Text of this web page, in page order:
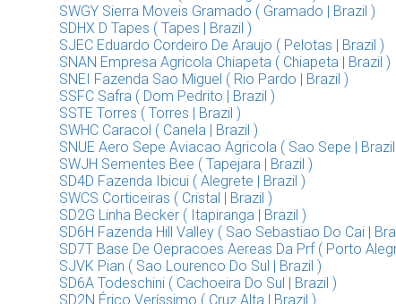
SWGY Sierra Moveis Gramado ( Gramado | Brazil )
SDHX D Tapes ( Tapes | Brazil )
SJEC Eduardo Cordeiro De Araujo ( Pelotas | Brazil )
SNAN Empresa Agricola Chiapeta ( Chiapeta | Brazil )
SNEI Fazenda Sao Miguel ( Rio Pardo | Brazil )
SSFC Safra ( Dom Pedrito | Brazil )
SSTE Torres ( Torres | Brazil )
SWHC Caracol ( Canela | Brazil )
SNUE Aero Sepe Aviacao Agricola ( Sao Sepe |
SWJH Sementes Bee ( Tapejara | Brazil )
SD4D Fazenda Ibicui ( Alegrete | Brazil )
SWCS Corticeiras ( Cristal | Brazil )
SD2G Linha Becker ( Itapiranga | Brazil )
SD6H Fazenda Hill Valley ( Sao Sebastiao Do Cai |
SD7T Base De Oepracoes Aereas Da Prf ( Porto
SJVK Pian ( Sao Lourenco Do Sul | Brazil )
SD6A Todeschini ( Cachoeira Do Sul | Brazil )
SD2N Érico Veríssimo ( Cruz Alta | Brazil )